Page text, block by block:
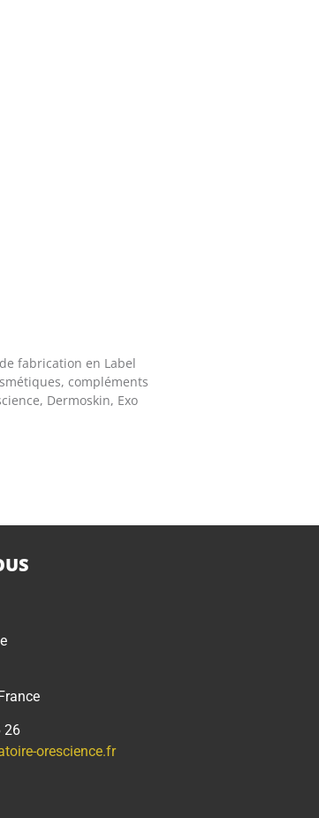
fabrication en Label
compléments
Dermoskin, Exo
26
orescience.fr